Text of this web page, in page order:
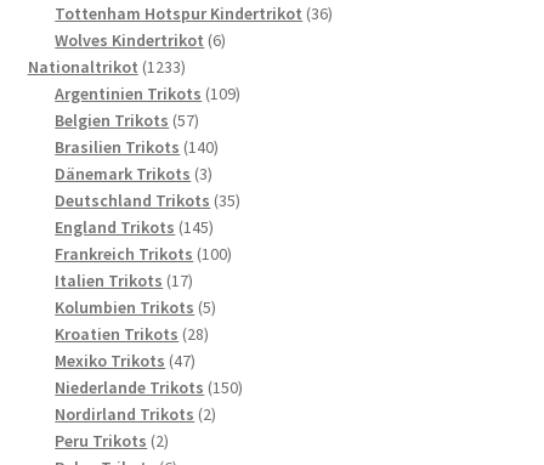
Produkte
Tottenham Hotspur Kindertrikot 3636
Wolves Kindertrikot 66
Nationaltrikot 12331233
Produkte
Argentinien Trikots 109109
Belgien Trikots 5757
Produkte
Brasilien Trikots 140140
Dänemark Trikots 33
Produkte
Deutschland Trikots 3535
England Trikots 145145
Produkte
Frankreich Trikots 100100
Italien Trikots 1717
Produkte
Kolumbien Trikots 55
Kroatien Trikots 2828
Mexiko Trikots 4747
Produkte
Niederlande Trikots 150150
Nordirland Trikots 22
Peru Trikots 22